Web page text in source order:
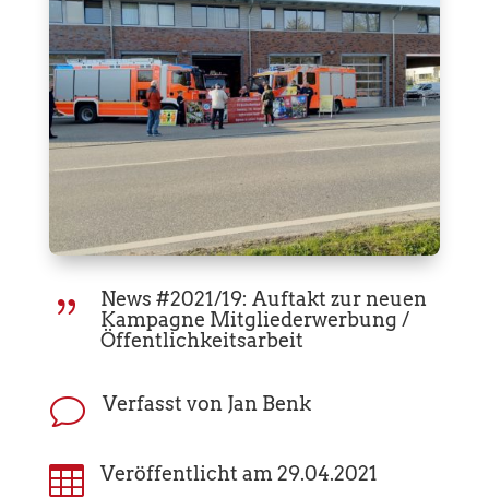
{
News #2021/19: Auftakt zur neuen
Kampagne Mitgliederwerbung /
Öffentlichkeitsarbeit
v Verfasst von Jan Benk
 Veröffentlicht am 29.04.2021